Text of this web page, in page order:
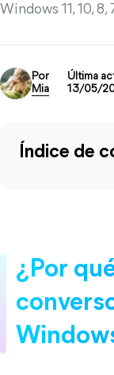
Windows 11, 10, 8,
Por
Mia
Última
13/05/
Índice de
¿Por